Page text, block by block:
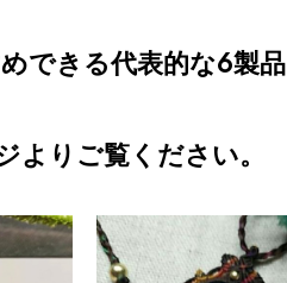
できる代表的な6製品
りご覧ください。